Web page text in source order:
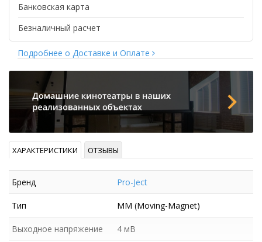
Банковская карта
Безналичный расчет
Подробнее о Доставке и Оплате
ХАРАКТЕРИСТИКИ ОТЗЫВЫ
Бренд Pro-Ject
Тип MM (Moving-Magnet)
Выходное напряжение 4 мВ